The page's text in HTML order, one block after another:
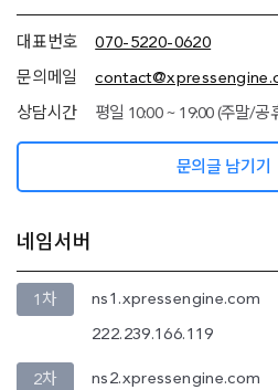
네임서버
정보)
대표번호 070-5220-0620
문의메일
상담시간 평일 10:00 ~ 19:00 (주말/공
문의글 남기기
네임서버
1차 ns1.xpressengine.com
222.239.166.119
2차 ns2.xpressengine.com